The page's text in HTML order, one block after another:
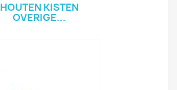
HOUTEN KISTEN
OVERIGE...